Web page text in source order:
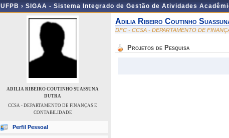
UFPB › SIGAA - Sistema Integrado de Gestão de Atividades
ADILIA RIBEIRO COUTINHO SUASSUNA
DUTRA
CCSA - DEPARTAMENTO DE FINANÇAS E
CONTABILIDADE
Perfil Pessoal
Adilia Ribeiro Coutinho
DFC - CCSA - DEPARTAMENTO DE
Projetos de Pesquisa